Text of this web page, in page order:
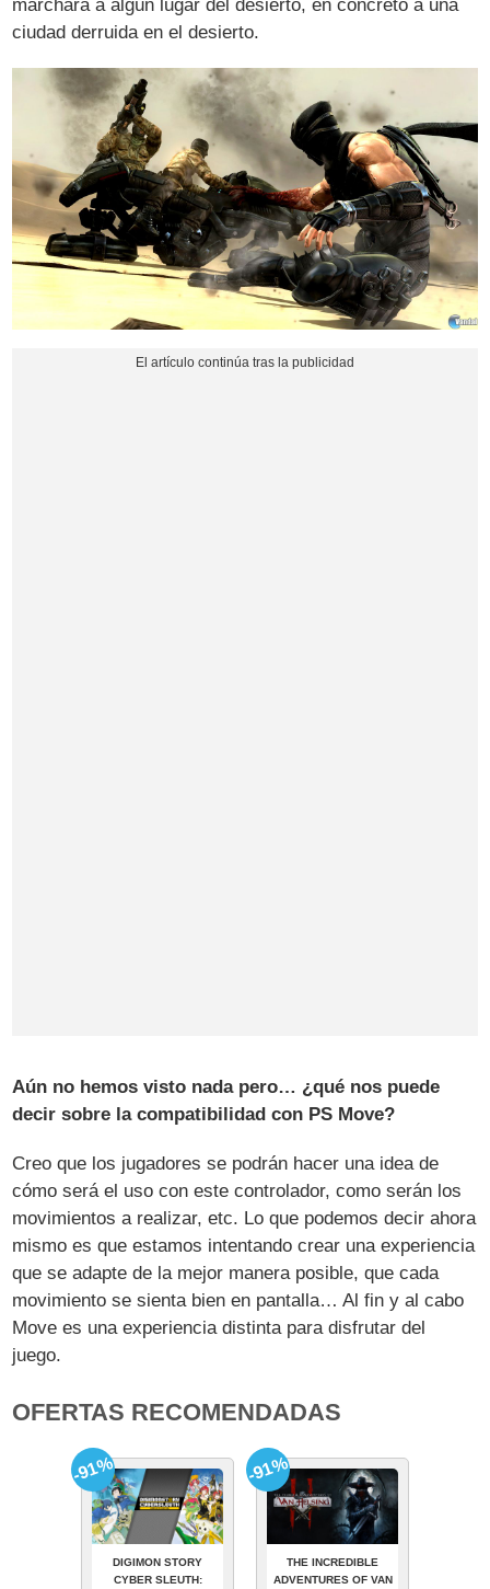
marchará a algún lugar del desierto, en concreto a una
ciudad derruida en el desierto.
Aún no hemos visto nada pero… ¿qué nos puede
decir sobre la compatibilidad con PS Move?
Creo que los jugadores se podrán hacer una idea de
cómo será el uso con este controlador, como serán los
movimientos a realizar, etc. Lo que podemos decir ahora
mismo es que estamos intentando crear una experiencia
que se adapte de la mejor manera posible, que cada
movimiento se sienta bien en pantalla… Al fin y al cabo
Move es una experiencia distinta para disfrutar del
juego.
OFERTAS RECOMENDADAS
DIGIMON STORY
CYBER SLEUTH:
-91%
THE INCREDIBLE
ADVENTURES OF VAN
-91%